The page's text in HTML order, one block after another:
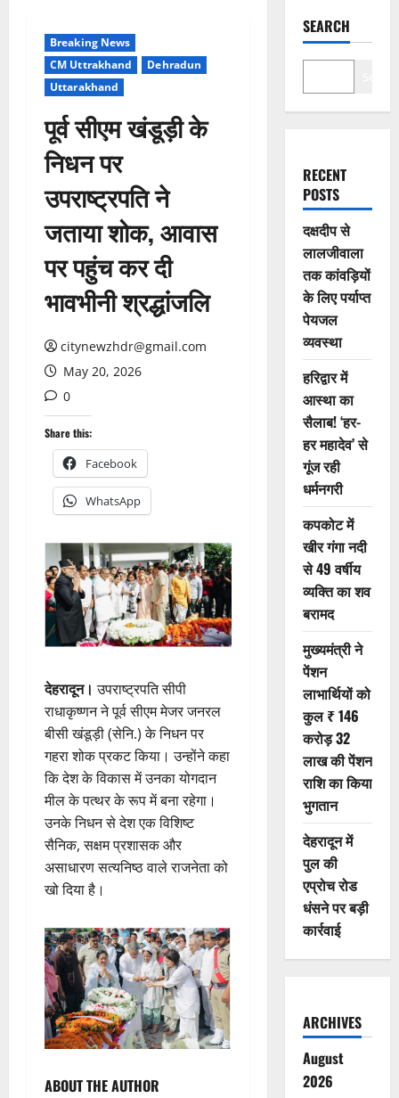
Breaking News
CM Uttrakhand
Dehradun
Uttarakhand
पूर्व सीएम खंडूड़ी के
निधन पर
उपराष्ट्रपति ने
जताया शोक, आवास
पर पहुंच कर दी
भावभीनी श्रद्धांजलि
citynewzhdr@gmail.com
May 20, 2026
0
Share this:
Facebook
WhatsApp
देहरादून।उपराष्ट्रपति सीपी
राधाकृष्णन ने पूर्व सीएम मेजर जनरल
बीसी खंडूड़ी (सेनि.) के निधन पर
गहरा शोक प्रकट किया। उन्होंने कहा
कि देश के विकास में उनका योगदान
मील के पत्थर के रूप में बना रहेगा।
उनके निधन से देश एक विशिष्ट
सैनिक, सक्षम प्रशासक और
असाधारण सत्यनिष्ठ वाले राजनेता को
खो दिया है।
ABOUT THE AUTHOR
SEARCH
RECENT
POSTS
दक्षदीप से
लालजीवाला
तक कांवड़ियों
के लिए पर्याप्त
पेयजल
व्यवस्था
हरिद्वार में
आस्था का
सैलाब! ‘हर-
हर महादेव’ से
गूंज रही
धर्मनगरी
कपकोट में
खीर गंगा नदी
से 49 वर्षीय
व्यक्ति का शव
बरामद
मुख्यमंत्री ने
पेंशन
लाभार्थियों को
कुल ₹ 146
करोड़ 32
लाख की पेंशन
राशि का किया
भुगतान
देहरादून में
पुल की
एप्रोच रोड
धंसने पर बड़ी
कार्रवाई
ARCHIVES
August
2026